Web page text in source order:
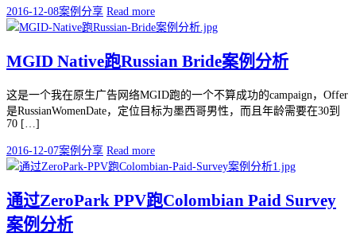
2016-12-08案例分享 Read more
MGID Native跑Russian Bride案例分析
这是一个我在原生广告网络MGID跑的一个不算成功的campaign，Offer
是RussianWomenDate，定位目标为墨西哥男性，而且年龄需要在30到
70 […]
2016-12-07案例分享 Read more
通过ZeroPark PPV跑Colombian Paid Survey
案例分析